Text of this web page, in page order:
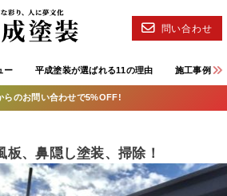
ー 平成塗装が選ばれる11の理由 施工事例
問い合わせ
らのお問い合わせで5%OFF!
、鼻隠し塗装、掃除！